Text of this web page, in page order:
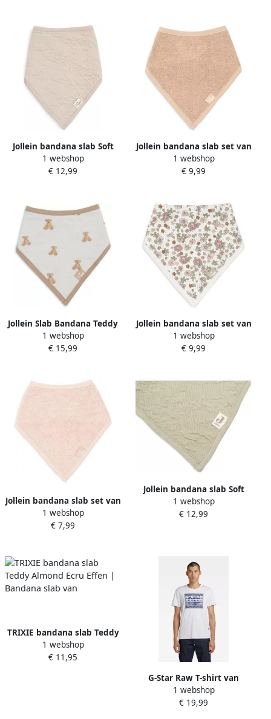
Jollein bandana slab Soft
Waves set van 2 Nougat
Beige Effen
1 webshop
€ 12,99
Jollein bandana slab set van
2 Biscuit Bruin Effen
1 webshop
€ 9,99
Jollein Slab Bandana Teddy
Bear (2pack) Bandana slab
Ecru Dierenprint
1 webshop
€ 15,99
Jollein bandana slab set van
2 Retro Flowers Roze Bloe
1 webshop
€ 9,99
Jollein bandana slab set van
2 Pale Pink Roze Effen
1 webshop
€ 7,99
Jollein bandana slab Soft
Waves set van 2 Olive
Green Groen Effen
1 webshop
€ 12,99
TRIXIE bandana slab Teddy
Almond Ecru Effen |
Bandana slab van
1 webshop
€ 11,95
G-Star Raw T-shirt van
katoen met labeldetail
model 'Bandana'
1 webshop
€ 19,99